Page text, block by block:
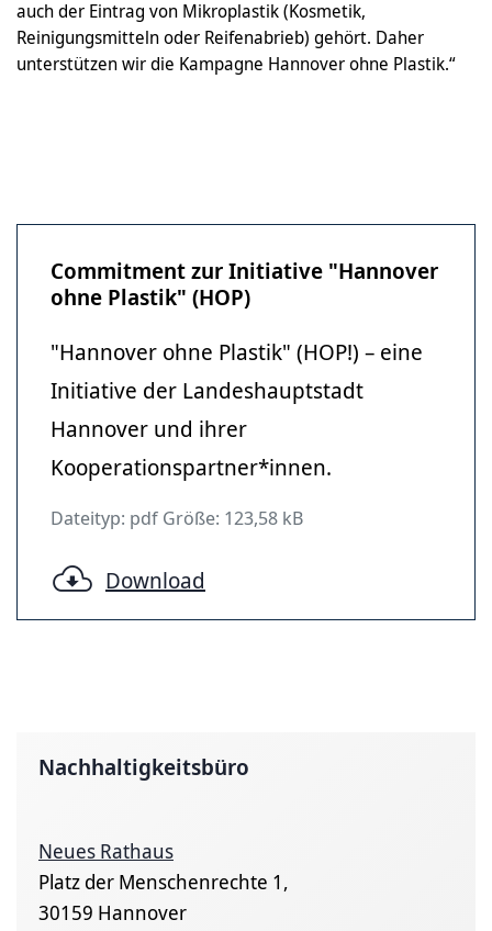
auch der Eintrag von Mikroplastik (Kosmetik,
Reinigungsmitteln oder Reifenabrieb) gehört. Daher
unterstützen wir die Kampagne Hannover ohne Plastik.“
Commitment zur Initiative "Hannover
ohne Plastik" (HOP)
"Hannover ohne Plastik" (HOP!) – eine
Initiative der Landeshauptstadt
Hannover und ihrer
Kooperationspartner*innen.
Dateityp: pdf Größe: 123,58 kB
Download
Nachhaltigkeitsbüro
Neues Rathaus
Platz der Menschenrechte 1,
30159 Hannover